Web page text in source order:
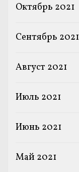
Октябрь 2021
Сентябрь 2021
Август 2021
Июль 2021
Июнь 2021
Май 2021